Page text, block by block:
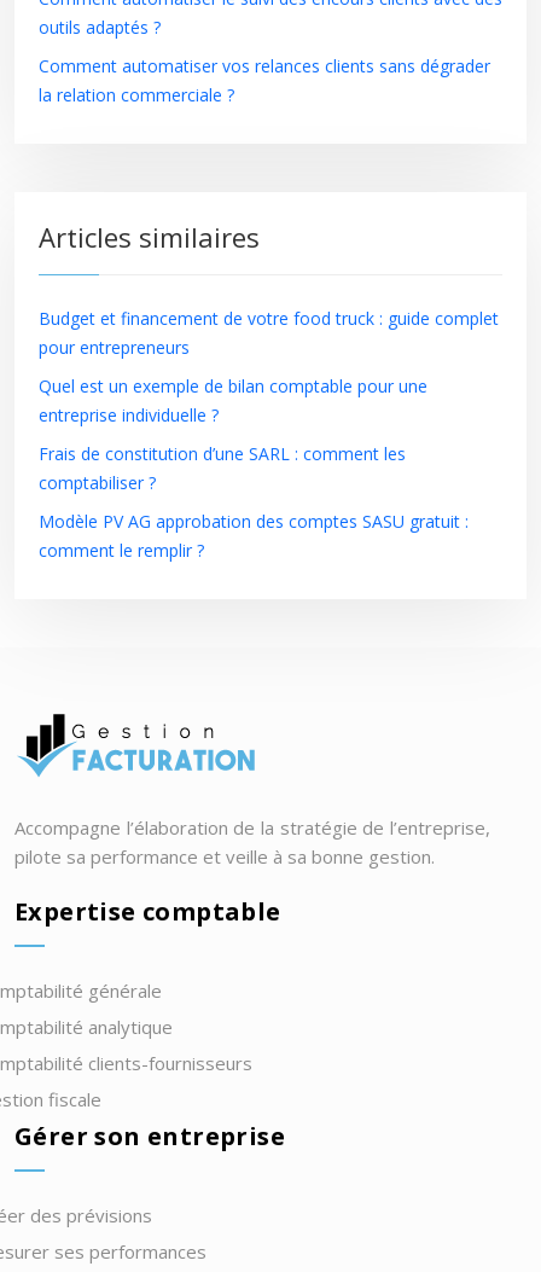
outils adaptés ?
Comment automatiser vos relances clients sans dégrader
la relation commerciale ?
Articles similaires
Budget et financement de votre food truck : guide complet
pour entrepreneurs
Quel est un exemple de bilan comptable pour une
entreprise individuelle ?
Frais de constitution d’une SARL : comment les
comptabiliser ?
Modèle PV AG approbation des comptes SASU gratuit :
comment le remplir ?
Accompagne l’élaboration de la stratégie de l’entreprise,
pilote sa performance et veille à sa bonne gestion.
Expertise comptable
générale
analytique
clients-fournisseurs
fiscale
Gérer son entreprise
des prévisions
ses performances